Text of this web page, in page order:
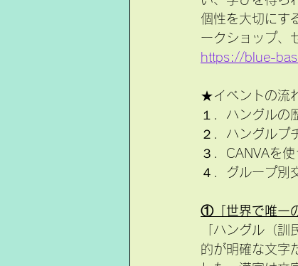
個性を大切にす
ークショップ、
https://blue-
★イベントの流
１．ハングルの
２．ハングルプ
３．CANVAを
４．グループ別
①「世界で唯一
「ハングル（
的が明確な文字